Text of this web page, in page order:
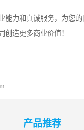
能力和真诚服务，为您
创造更多商业价值！
产品推荐